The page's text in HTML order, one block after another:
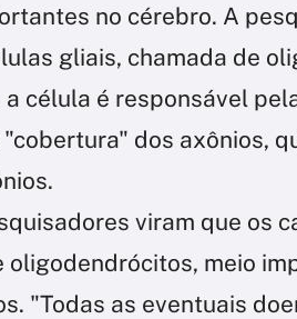
no cérebro. A
gliais, chamada de
célula é responsável
dos axônios,
viram que os
meio
"Todas as eventuais